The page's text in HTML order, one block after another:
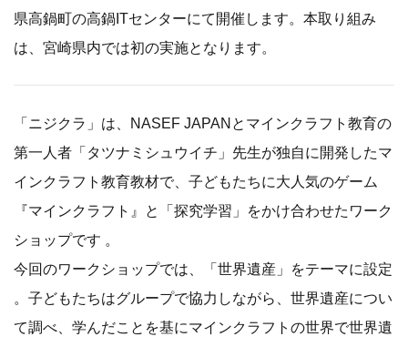
県高鍋町の高鍋ITセンターにて開催します。本取り組み
は、宮崎県内では初の実施となります。
「ニジクラ」は、NASEF JAPANとマインクラフト教育の
第一人者「タツナミシュウイチ」先生が独自に開発したマ
インクラフト教育教材で、子どもたちに大人気のゲーム
『マインクラフト』と「探究学習」をかけ合わせたワーク
ショップです 。
今回のワークショップでは、「世界遺産」をテーマに設定
。子どもたちはグループで協力しながら、世界遺産につい
て調べ、学んだことを基にマインクラフトの世界で世界遺